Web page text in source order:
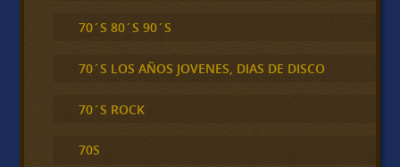
70´S 80´S 90´S
70´S LOS AÑOS JOVENES, DIAS DE DISCO
70´S ROCK
70S